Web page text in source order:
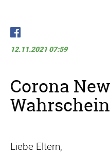
12.11.2021 07:59
Corona
Liebe Eltern,